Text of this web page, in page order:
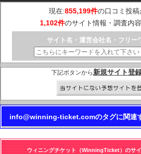
現在:855,199件の口コミ投
1,102件のサイト情報・調査内
サイト名・運営会社名・フリー
下記ボタンから 新規サイト登
info@winning-ticket.comのタグに関連
ウィニングチケット（WinningTicket）のサ